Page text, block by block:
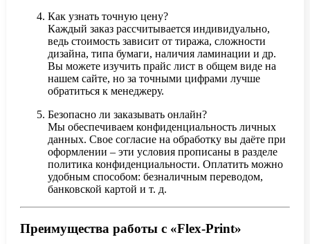
Как узнать точную цену?
Каждый заказ рассчитывается индивидуально,
ведь стоимость зависит от тиража, сложности
дизайна, типа бумаги, наличия ламинации и др.
Вы можете изучить прайс лист в общем виде на
нашем сайте, но за точными цифрами лучше
обратиться к менеджеру.
Безопасно ли заказывать онлайн?
Мы обеспечиваем конфиденциальность личных
данных. Свое согласие на обработку вы даёте при
оформлении – эти условия прописаны в разделе
политика конфиденциальности. Оплатить можно
удобным способом: безналичным переводом,
банковской картой и т. д.
Преимущества работы с «Flex-Print»